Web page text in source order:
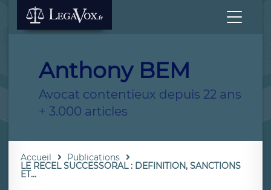
Anthony BEM
Avocat contentieux depuis 22 ans
+ 3.000 articles
Accueil Publications
LE RECEL SUCCESSORAL : DEFINITION, SANCTIONS
ET...